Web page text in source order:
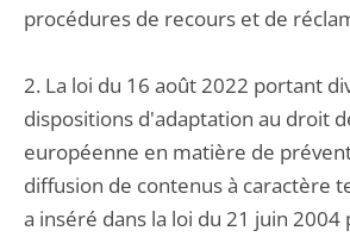
procédures de recours et de
2. La loi du 16 août 2022 portant
dispositions d'adaptation au droit
européenne en matière de
diffusion de contenus à caractère
a inséré dans la loi du 21 juin 2004